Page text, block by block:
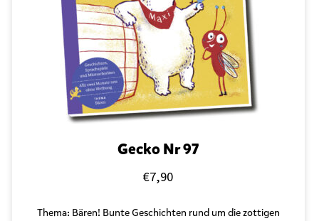
Gecko Nr 97
€7,90
Thema: Bären! Bunte Geschichten rund um die zottigen